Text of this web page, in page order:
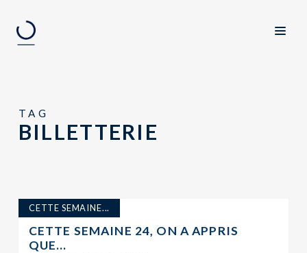
TAG
BILLETTERIE
CETTE SEMAINE...
CETTE SEMAINE 24, ON A APPRIS
QUE…